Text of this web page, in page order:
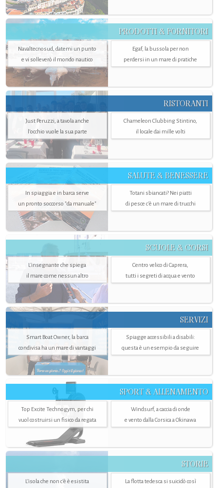
PRODOTTI & FORNITORI
Navaltecnosud, datemi un punto
e vi solleverò il mondo nautico
Egaf, la bussola per non
perdersi in un mare di pratiche
RISTORANTI
Just Peruzzi, a tavola anche
l’occhio vuole la sua parte
Chameleon Clubbing Stintino,
il locale dai mille volti
SALUTE & BENESSERE
In spiaggia e in barca serve
un pronto soccorso "da manuale"
Totani sbiancati? Nei piatti
di pesce c'è un mare di trucchi
SCUOLE & CORSI
L'insegnante che spiega
il mare come nessun altro
Centro velico di Caprera,
tutti i segreti di acqua e vento
SERVIZI
Smart Boat Owner, la barca
condivisa ha un mare di vantaggi
Spiagge accessibili a disabili:
questa è un esempio da seguire
SPORT & ALLENAMENTO
Top Excite Technogym, per chi
vuol costruirsi un fisico da regata
Windsurf, a caccia di onde
e vento dalla Corsica a Okinawa
STORIE
L’isola che non c'è è esistita
La flotta tedesca si suicidò così